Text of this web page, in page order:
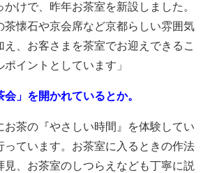
かけで、昨年お茶室を新設しました。
茶懐石や京会席など京都らしい雰囲気
え、お客さまを茶室でお迎えできるこ
イントとしています」
」を開かれているとか。
茶の『やさしい時間』を体験してい
っています。お茶室に入るときの作法
見、お茶室のしつらえなども丁寧に説